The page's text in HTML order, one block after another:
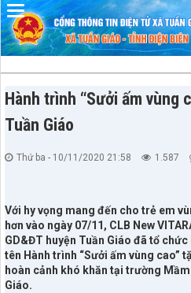
Hành trình “Sưởi ấm vùng
Tuần Giáo
Thứ ba - 10/11/2020 21:58 1.587
Với hy vọng mang đến cho trẻ em
hơn vào ngày 07/11, CLB New
GD&ĐT huyện Tuần Giáo đã tổ
tên Hành trình “Sưởi ấm vùng cao”
hoàn cảnh khó khăn tại trường
Giáo.
Đã kết nối EMC